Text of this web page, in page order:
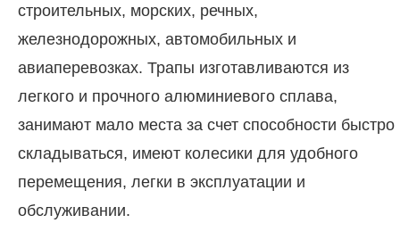
строительных, морских, речных,
железнодорожных, автомобильных и
авиаперевозках. Трапы изготавливаются из
легкого и прочного алюминиевого сплава,
занимают мало места за счет способности быстро
складываться, имеют колесики для удобного
перемещения, легки в эксплуатации и
обслуживании.